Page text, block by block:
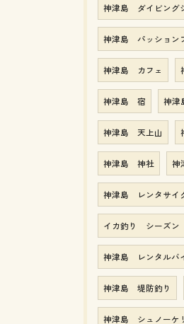
神津島 ダイビング
神津島 パッション
神津島 カフェ
神津島 宿 神津
神津島 天上山
神津島 神社 神
神津島 レンタサイ
イカ釣り シーズン
神津島 レンタルバ
神津島 堤防釣り
神津島 シュノーケ